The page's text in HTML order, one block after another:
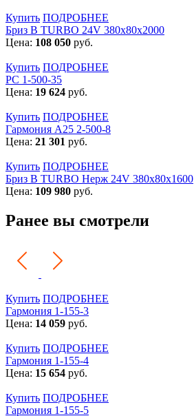
Купить ПОДРОБНЕЕ
Бриз В TURBO 24V 380х80х2000
Цена: 108 050 руб.
Купить ПОДРОБНЕЕ
РС 1-500-35
Цена: 19 624 руб.
Купить ПОДРОБНЕЕ
Гармония А25 2-500-8
Цена: 21 301 руб.
Купить ПОДРОБНЕЕ
Бриз В TURBO Нерж 24V 380х80х1600
Цена: 109 980 руб.
Ранее вы смотрели
Купить ПОДРОБНЕЕ
Гармония 1-155-3
Цена: 14 059 руб.
Купить ПОДРОБНЕЕ
Гармония 1-155-4
Цена: 15 654 руб.
Купить ПОДРОБНЕЕ
Гармония 1-155-5